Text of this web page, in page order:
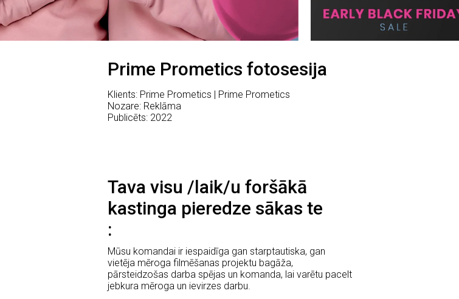
Prime Prometics fotosesija
Klients: Prime Prometics | Prime Prometics
Nozare: Reklāma
Publicēts: 2022
Tava visu /laik/u foršākā
kastinga pieredze sākas te
Mūsu komandai ir iespaidīga gan starptautiska, gan
vietēja mēroga filmēšanas projektu bagāža,
pārsteidzošas darba spējas un komanda, lai varētu pacelt
jebkura mēroga un ievirzes darbu.